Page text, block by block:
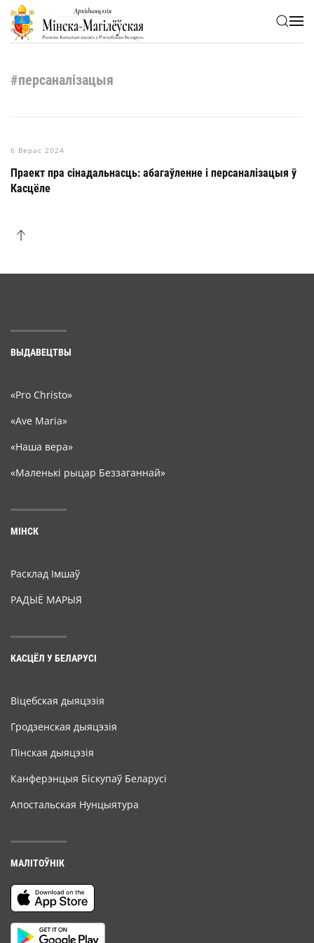
Skip to main content
#персаналізацыя
6 Верас 2024
Праект пра сінадальнасць: абагаўленне і персаналізацыя ў
Касцёле
ВЫДАВЕЦТВЫ
«Pro Christo»
«Ave Maria»
«Наша вера»
«Маленькі рыцар Беззаганнай»
МІНСК
Расклад Імшаў
РАДЫЁ МАРЫЯ
КАСЦЁЛ У БЕЛАРУСІ
Віцебская дыяцэзія
Гродзенская дыяцэзія
Пінская дыяцэзія
Канферэнцыя Біскупаў Беларусі
Апостальская Нунцыятура
МАЛІТОЎНІК